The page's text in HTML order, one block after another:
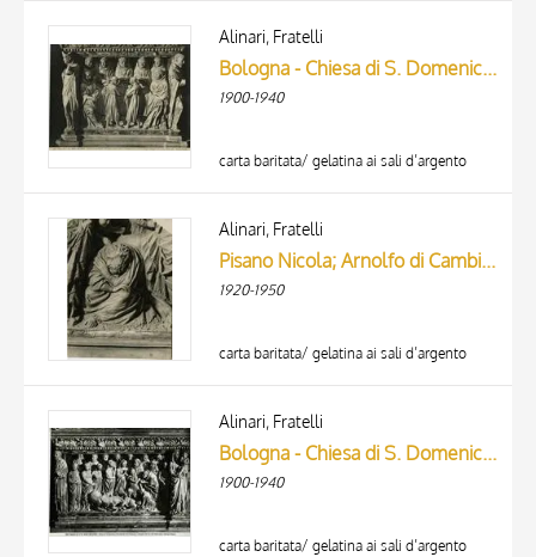
Alinari, Fratelli
Bologna - Chiesa di S. Domenico. Gli angeli recano il pane a S. Domenico ed ai suoi compagni, dettaglio dell'arca del detto santo. (Nicola Pisano).
1900-1940
carta baritata/ gelatina ai sali d’argento
Alinari, Fratelli
Pisano Nicola; Arnolfo di Cambio; Pisano Giovanni - sec. XIII - Sogno di san Giuseppe
1920-1950
carta baritata/ gelatina ai sali d’argento
Alinari, Fratelli
Bologna - Chiesa di S. Domenico. Un miracolo di S. Domenico, dettaglio dell'arca del santo. (Nicola Pisano.)
1900-1940
carta baritata/ gelatina ai sali d’argento